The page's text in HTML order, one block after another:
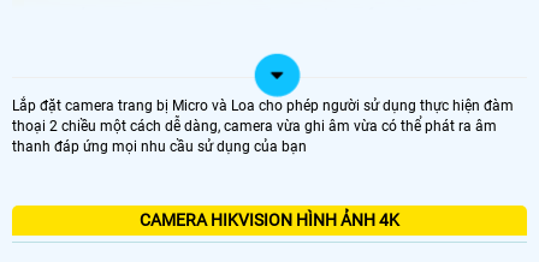
CAMERA 4K SẮT NÉT
GIÁ VÀ THÔNG TIN
7.500.000 VNĐ
Lắp đặt camera trang bị Micro và Loa cho phép người sử dụng thực hiện đàm
thoại 2 chiều một cách dễ dàng, camera vừa ghi âm vừa có thể phát ra âm
thanh đáp ứng mọi nhu cầu sử dụng của bạn
CAMERA HIKVISION HÌNH ẢNH 4K